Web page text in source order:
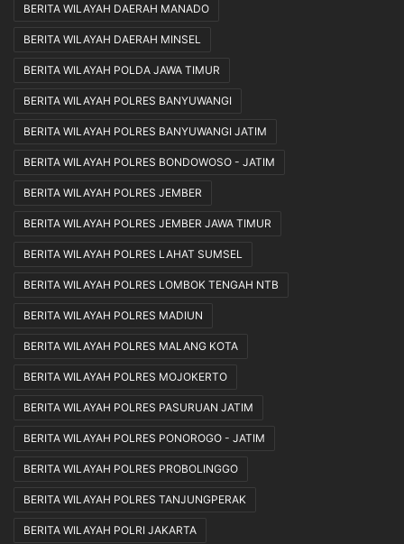
BERITA WILAYAH DAERAH MANADO
BERITA WILAYAH DAERAH MINSEL
BERITA WILAYAH POLDA JAWA TIMUR
BERITA WILAYAH POLRES BANYUWANGI
BERITA WILAYAH POLRES BANYUWANGI JATIM
BERITA WILAYAH POLRES BONDOWOSO - JATIM
BERITA WILAYAH POLRES JEMBER
BERITA WILAYAH POLRES JEMBER JAWA TIMUR
BERITA WILAYAH POLRES LAHAT SUMSEL
BERITA WILAYAH POLRES LOMBOK TENGAH NTB
BERITA WILAYAH POLRES MADIUN
BERITA WILAYAH POLRES MALANG KOTA
BERITA WILAYAH POLRES MOJOKERTO
BERITA WILAYAH POLRES PASURUAN JATIM
BERITA WILAYAH POLRES PONOROGO - JATIM
BERITA WILAYAH POLRES PROBOLINGGO
BERITA WILAYAH POLRES TANJUNGPERAK
BERITA WILAYAH POLRI JAKARTA